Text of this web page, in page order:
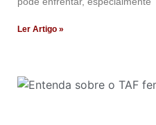
Ler Artigo »